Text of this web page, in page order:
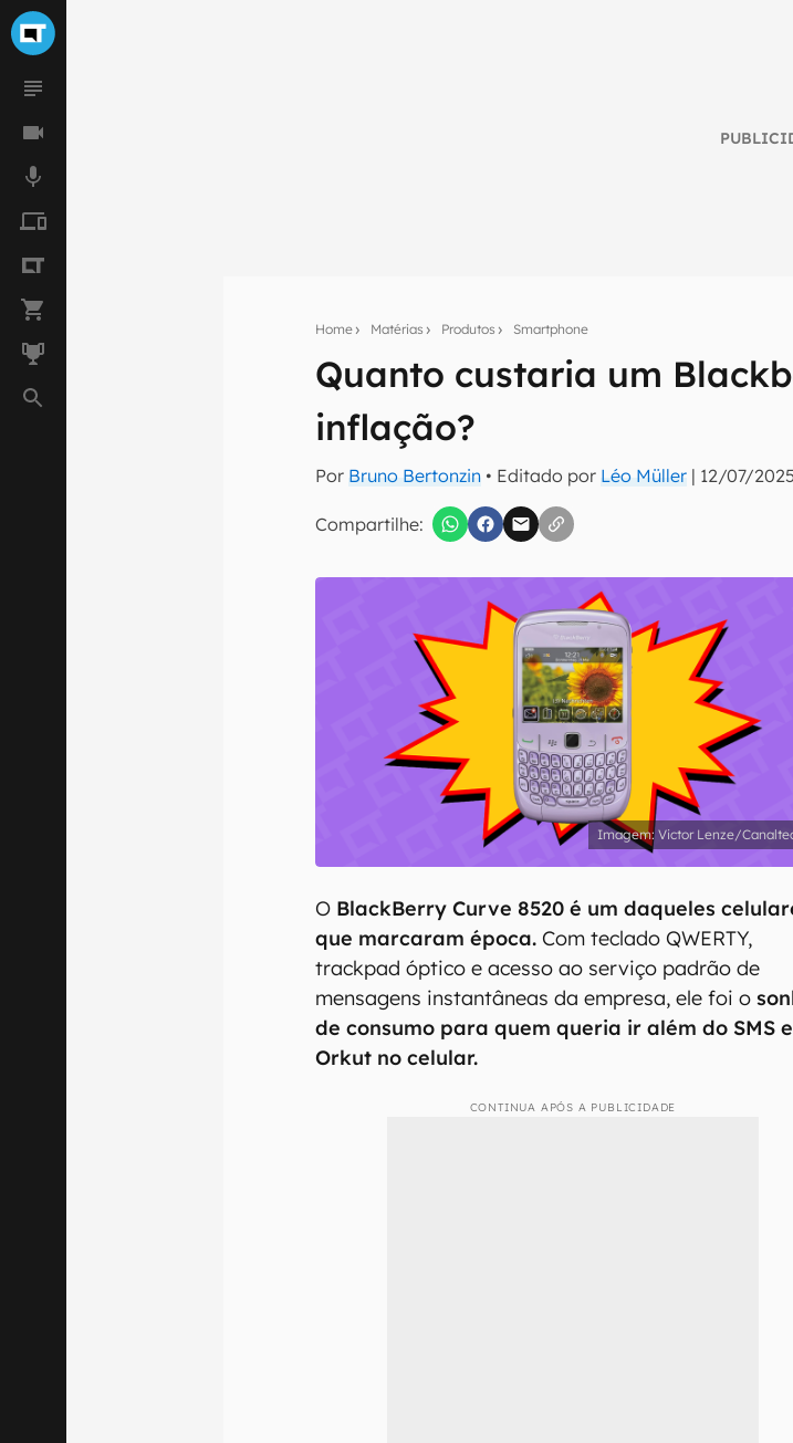
Home Matérias Produtos Smartphone
Quanto custaria um
inflação?
Por Bruno Bertonzin • Editado por Léo Müller | 12/07/
Compartilhe:
Assine a newsletter do Canaltech e receba notícias e
mão.
Confirmo que li, aceito e concordo com os Termos de Uso
Victor Lenze/
O BlackBerry Curve 8520 é um daqueles
que marcaram época. Com teclado QWERTY,
trackpad óptico e acesso ao serviço padrão de
mensagens instantâneas da empresa, ele foi o
de consumo para quem queria ir além do SMS
Orkut no celular.
CONTINUA APÓS A PUBLICIDADE